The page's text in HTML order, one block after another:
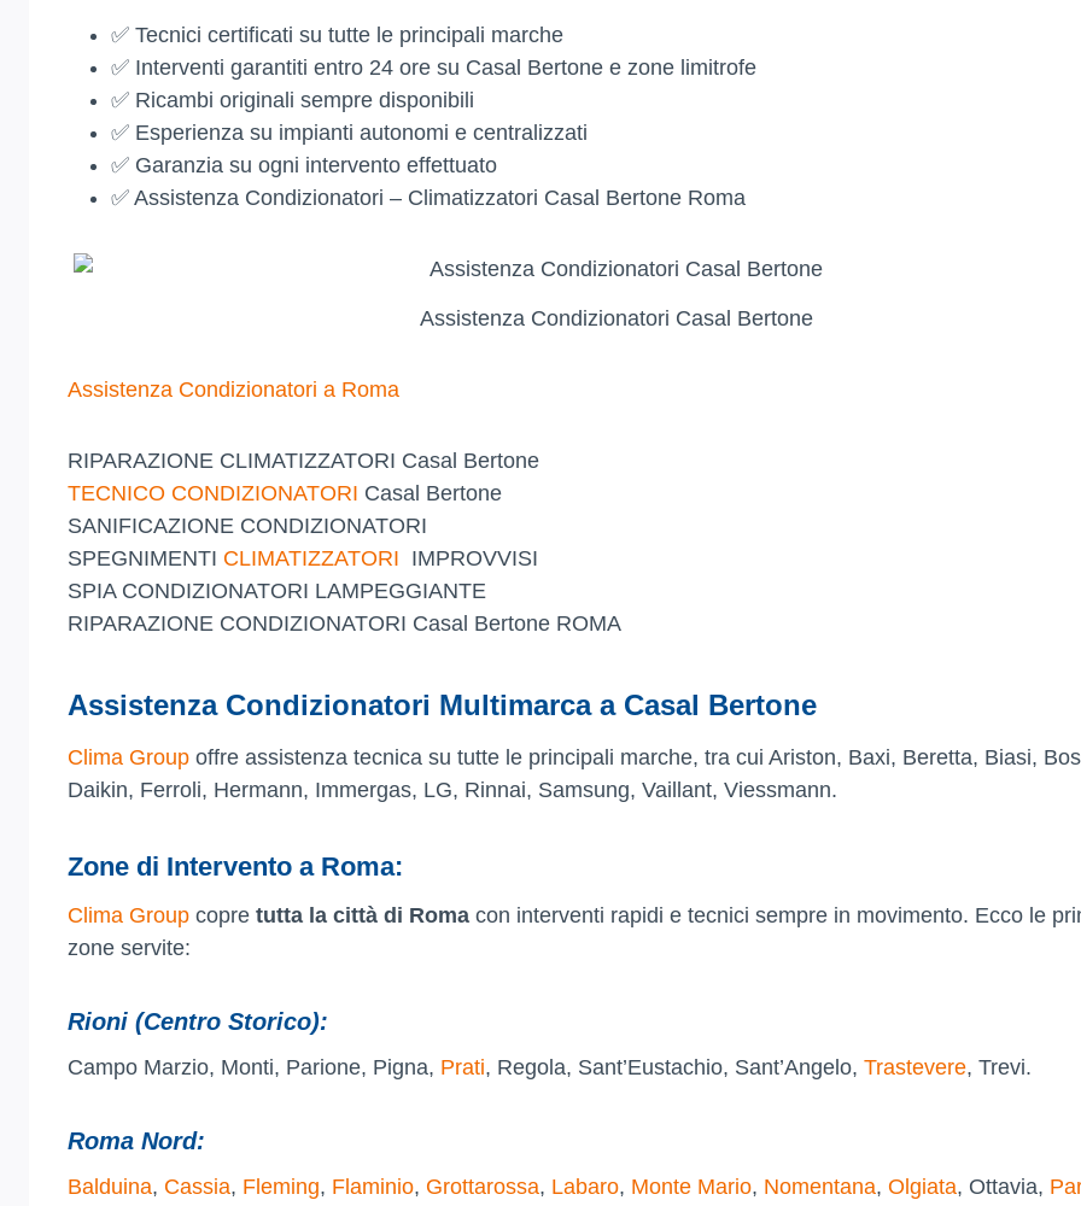
✅ Tecnici certificati su tutte le principali marche
✅ Interventi garantiti entro 24 ore su Casal Bertone e zone limitrofe
✅ Ricambi originali sempre disponibili
✅ Esperienza su impianti autonomi e centralizzati
✅ Garanzia su ogni intervento effettuato
✅ Assistenza Condizionatori – Climatizzatori Casal Bertone Roma
Assistenza Condizionatori Casal Bertone
Assistenza Condizionatori a Roma
RIPARAZIONE CLIMATIZZATORI Casal Bertone
TECNICO CONDIZIONATORI Casal Bertone
SANIFICAZIONE CONDIZIONATORI
SPEGNIMENTI CLIMATIZZATORI IMPROVVISI
SPIA CONDIZIONATORI LAMPEGGIANTE
RIPARAZIONE CONDIZIONATORI Casal Bertone ROMA
Assistenza Condizionatori Multimarca a Casal Bertone
Clima Group offre assistenza tecnica su tutte le principali marche, tra cui Ariston, Baxi, Beretta, Biasi,
Daikin, Ferroli, Hermann, Immergas, LG, Rinnai, Samsung, Vaillant, Viessmann.
Zone di Intervento a Roma:
Clima Group copre tutta la città di Roma con interventi rapidi e tecnici sempre in movimento. Ecco le
zone servite:
Rioni (Centro Storico):
Campo Marzio, Monti, Parione, Pigna, Prati, Regola, Sant’Eustachio, Sant’Angelo, Trastevere, Trevi.
Roma Nord:
Balduina, Cassia, Fleming, Flaminio, Grottarossa, Labaro, Monte Mario, Nomentana, Olgiata, Ottavia,